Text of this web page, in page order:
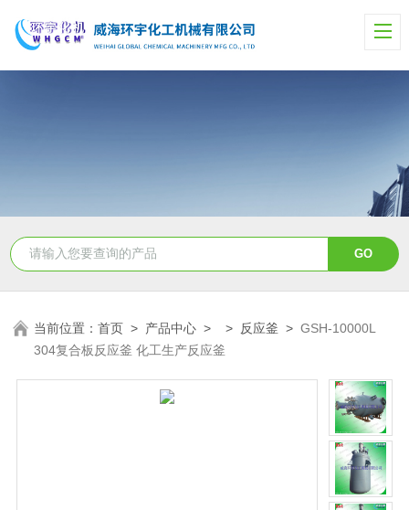
当前位置：首页 > 产品中心 > > 反应釜 >GSH-10000L
304复合板反应釜 化工生产反应釜